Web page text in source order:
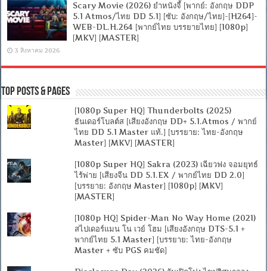
Scary Movie (2026) ยำหนังจี้ [พากย์: อังกฤษ DDP
5.1 Atmos/ไทย DD 5.1] [ซับ: อังกฤษ/ไทย]-[H264]-
WEB-DL.H.264 [พากย์ไทย บรรยายไทย] [1080p]
[MKV] [MASTER]
3 สิงหาคม 2026
Top Posts & Pages
[1080p Super HQ] Thunderbolts (2025)
ธันเดอร์โบลต์ส [เสียงอังกฤษ DD+ 5.1.Atmos / พากย์
ไทย DD 5.1 Master แท้.] [บรรยาย: ไทย-อังกฤษ
Master] [MKV] [MASTER]
[1080p Super HQ] Sakra (2023) เฉียวฟง จอมยุทธ์
ไร้พ่าย [เสียงจีน DD 5.1.EX / พากย์ไทย DD 2.0]
[บรรยาย: อังกฤษ Master] [1080p] [MKV]
[MASTER]
[1080p HQ] Spider-Man No Way Home (2021)
สไปเดอร์แมน โน เวย์ โฮม [เสียงอังกฤษ DTS-5.1 +
พากย์ไทย 5.1 Master] [บรรยาย: ไทย-อังกฤษ
Master + ซับ PGS คมชัด]